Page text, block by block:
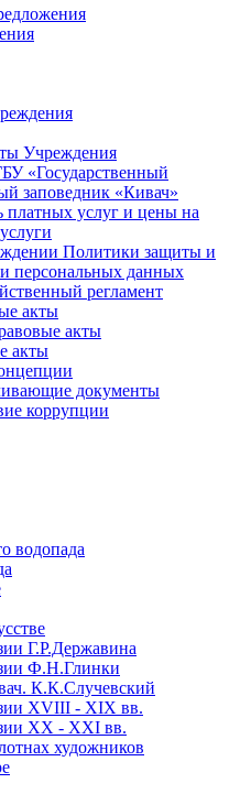
Учреждения
«Государственный
заповедник «Кивач»
платных услуг и цены на
Политики защиты и
персональных данных
регламент
акты
акты
акты
документы
коррупции
водопада
Г.Р.Державина
Ф.Н.Глинки
К.К.Случевский
XVIII - XIX вв.
XX - XXI вв.
художников